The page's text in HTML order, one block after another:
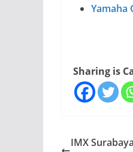
Yamaha
Sharing is
IMX